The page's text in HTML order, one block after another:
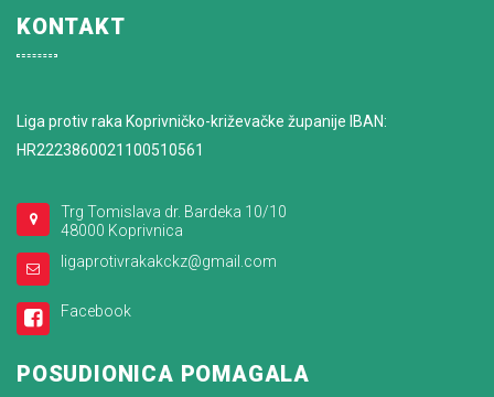
KONTAKT
Liga protiv raka Koprivničko-križevačke županije IBAN:
HR2223860021100510561
Trg Tomislava dr. Bardeka 10/10
48000 Koprivnica
ligaprotivrakakckz@gmail.com
Facebook
POSUDIONICA POMAGALA